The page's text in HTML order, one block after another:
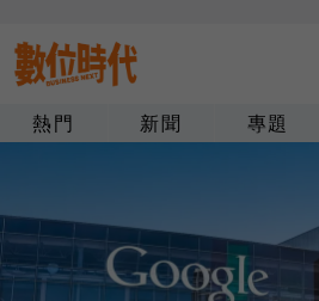
熱門 新聞 專題